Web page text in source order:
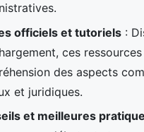
officiels et tutoriels :
ces
des aspects
et juridiques.
et meilleures